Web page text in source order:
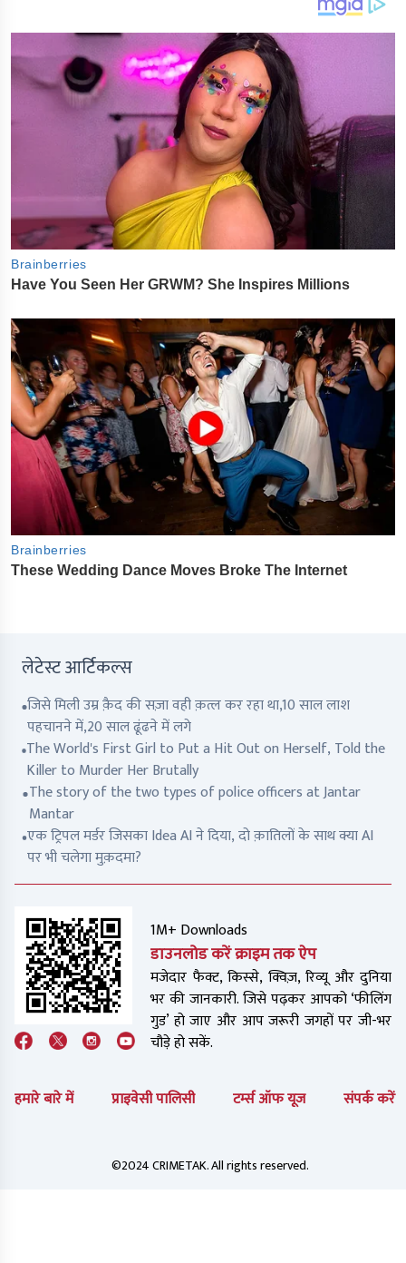
लेटेस्ट आर्टिकल्स
जिसे मिली उम्र क़ैद की सज़ा वही क़त्ल कर रहा था,10 साल लाश
पहचानने में,20 साल ढूंढने में लगे
The World's First Girl to Put a Hit Out on Herself, Told the
Killer to Murder Her Brutally
The story of the two types of police officers at Jantar
Mantar
एक ट्रिपल मर्डर जिसका Idea AI ने दिया, दो क़ातिलों के साथ क्या AI
पर भी चलेगा मुक़दमा?
1M+ Downloads
डाउनलोड करें क्राइम तक ऐप
मजेदार फैक्ट, किस्से, क्विज़, रिव्यू और दुनिया
भर की जानकारी. जिसे पढ़कर आपको ‘फीलिंग
गुड’ हो जाए और आप जरूरी जगहों पर जी-भर
चौड़े हो सकें.
हमारे बारे में प्राइवेसी पालिसी टर्म्स ऑफ यूज संपर्क करें
©2024 CRIMETAK. All rights reserved.